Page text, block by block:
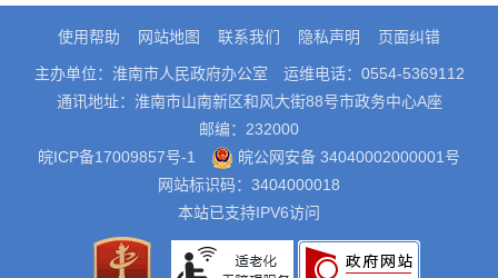
使用帮助 网站地图 联系我们 隐私声明 页面纠错
主办单位：淮南市人民政府办公室
运维电话：0554-5369112
通讯地址：淮南市山南新区和风大街88号市政务中心A座
邮编：232000
皖ICP备17009857号-1
皖公网安备 34040002000001号
网站标识码：3404000018
本站已支持IPV6访问